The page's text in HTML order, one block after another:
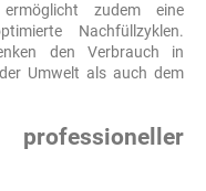
zudem eine
Nachfüllzyklen.
den Verbrauch in
Umwelt als auch dem